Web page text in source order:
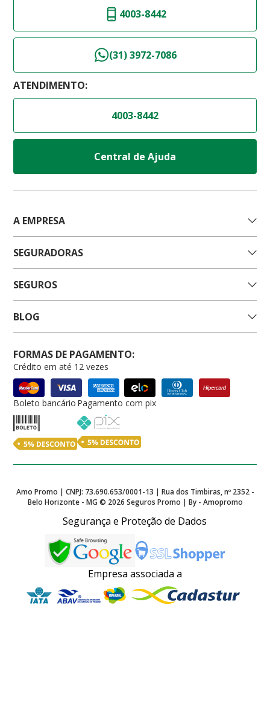
4003-8442
(31) 3972-7086
ATENDIMENTO:
4003-8442
Central de Ajuda
A EMPRESA
SEGURADORAS
SEGUROS
BLOG
FORMAS DE PAGAMENTO:
Crédito em até 12 vezes
Boleto bancário Pagamento com pix
Amo Promo | CNPJ: 73.690.653/0001-13 | Rua dos Timbiras, nº 2352 -
Belo Horizonte - MG © 2026 Seguros Promo | By - Amopromo
Segurança e Proteção de Dados
Empresa associada a